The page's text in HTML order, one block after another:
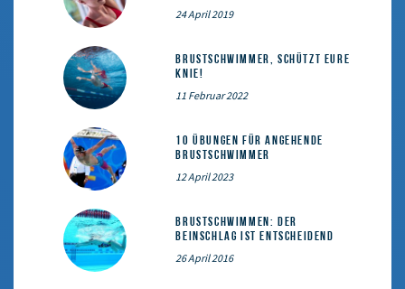
24 April 2019
Brustschwimmer, schützt eure
Knie!
11 Februar 2022
10 Übungen für angehende
Brustschwimmer
12 April 2023
Brustschwimmen: Der
Beinschlag ist entscheidend
26 April 2016